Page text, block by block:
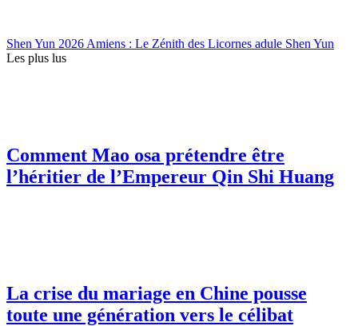
Shen Yun 2026 Amiens : Le Zénith des Licornes adule Shen Yun
Les plus lus
Comment Mao osa prétendre être
l’héritier de l’Empereur Qin Shi Huang
La crise du mariage en Chine pousse
toute une génération vers le célibat